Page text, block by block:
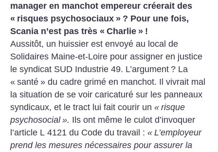
manager en manchot empereur créerait des
« risques psychosociaux » ? Pour une fois,
Scania n’est pas très « Charlie » !
Aussitôt, un huissier est envoyé au local de
Solidaires Maine-et-Loire pour assigner en justice
le syndicat SUD Industrie 49. L’argument ? La
« santé » du cadre grimé en manchot. Il vivrait mal
la situation de se voir caricaturé sur les panneaux
syndicaux, et le tract lui fait courir un« risque
psychosocial ». Ils ont même le culot d’invoquer
l’article L 4121 du Code du travail :« L’employeur
prend les mesures nécessaires pour assurer la